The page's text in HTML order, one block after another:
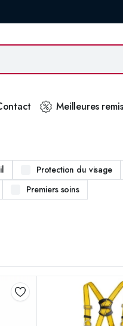
Meilleures
Protection du visage
Premiers soins